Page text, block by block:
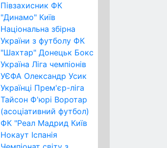
Півзахисник ФК
"Динамо" Київ
Національна збірна
України з футболу ФК
"Шахтар" Донецьк Бокс
Україна Ліга чемпіонів
УЄФА Олександр Усик
Українці Прем'єр-ліга
Тайсон Ф'юрі Воротар
(асоціативний футбол)
ФК "Реал Мадрид Київ
Нокаут Іспанія